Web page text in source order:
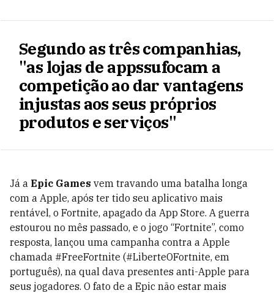
Segundo as três companhias,
"as lojas de appssufocam a
competição ao dar vantagens
injustas aos seus próprios
produtos e serviços"
Já a Epic Games vem travando uma batalha longa
com a Apple, após ter tido seu aplicativo mais
rentável, o Fortnite, apagado da App Store. A guerra
estourou no mês passado, e o jogo “Fortnite”, como
resposta, lançou uma campanha contra a Apple
chamada #FreeFortnite (#LiberteOFortnite, em
português), na qual dava presentes anti-Apple para
seus jogadores. O fato de a Epic não estar mais